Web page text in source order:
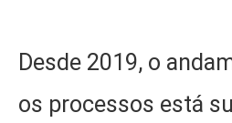
Desde 2019, o
os processos está